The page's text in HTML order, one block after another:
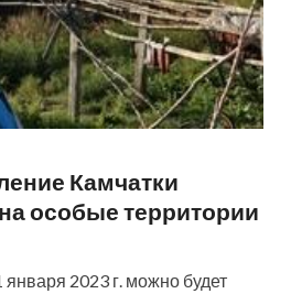
Камчатки
особые территории
января 2023 г. можно будет